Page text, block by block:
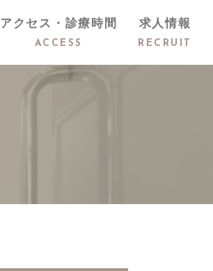
アクセス・診療時間
ACCESS
求人情報
RECRUIT